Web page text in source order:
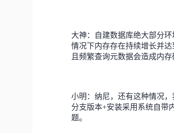
大神：自建数据库绝大部分
情况下内存存在持续增长并
且频繁查询元数据会造成内
小明：纳尼，还有这种情况
分支版本+安装采用系统自带
题。